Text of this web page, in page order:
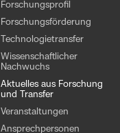
Forschungsprofil
Forschungsförderung
Technologietransfer
Wissenschaftlicher
Nachwuchs
Aktuelles aus Forschung
und Transfer
Veranstaltungen
Ansprechpersonen